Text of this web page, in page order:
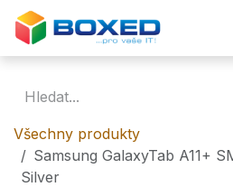
Přejít na obsah
Všechny produkty
Samsung GalaxyTab A11+
Silver